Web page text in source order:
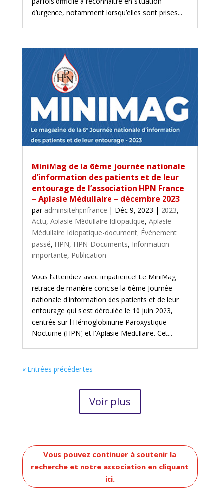
d’urgence, notamment lorsqu’elles sont prises...
MiniMag de la 6ème journée nationale
d’information des patients et de leur
entourage de l’association HPN France
– Aplasie Médullaire – décembre 2023
par adminsitehpnfrance | Déc 9, 2023 | 2023,
Actu, Aplasie Médullaire Idiopatique, Aplasie
Médullaire Idiopatique-document, Événement
passé, HPN, HPN-Documents, Information
importante, Publication
Vous l’attendiez avec impatience! Le MiniMag
retrace de manière concise la 6ème Journée
nationale d'information des patients et de leur
entourage qui s'est déroulée le 10 juin 2023,
centrée sur l'Hémoglobinurie Paroxystique
Nocturne (HPN) et l'Aplasie Médullaire. Cet...
« Entrées précédentes
Voir plus
Vous pouvez continuer à soutenir la
recherche et notre association en cliquant
ici.